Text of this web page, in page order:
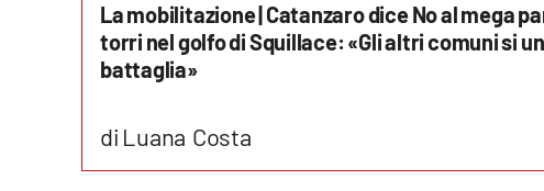
Reggio Calabria
La mobilitazione | Catanzaro dice No al mega
torri nel golfo di Squillace: «Gli altri comuni si
battaglia»
di Luana Costa